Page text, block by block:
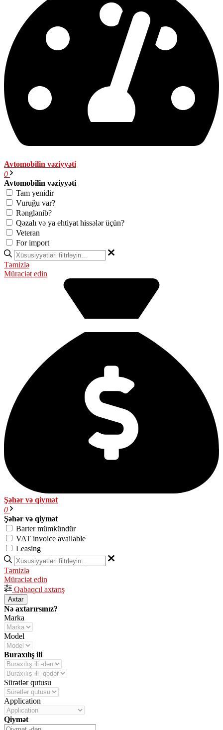
Avtomobilin vəziyyəti
0
Avtomobilin vəziyyəti
Tam yenidir
Vuruğu var?
Rənglənib?
Qəzalı və ya ehtiyat hissələr üçün?
Veteran
For import
Təmizlə
Müraciət edin
Şəhər və qiymət
0
Şəhər və qiymət
Barter mümkündür
VAT invoice available
Leasing
Təmizlə
Müraciət edin
Qabaqcıl axtarış
Axtar
Nə axtarırsınız?
Marka
Model
Buraxılış ili
Sürətlər qutusu
Application
Qiymət